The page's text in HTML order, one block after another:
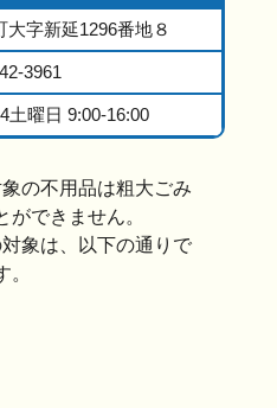
大字新延1296番地８
3961
土曜日 9:00-16:00
の不用品は粗大ごみ
ができません。
象は、以下の通りで
。